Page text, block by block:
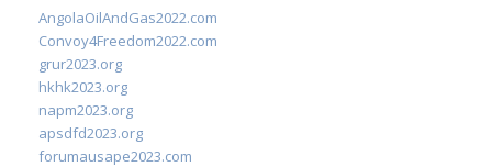
AngolaOilAndGas2022.com
Convoy4Freedom2022.com
grur2023.org
hkhk2023.org
napm2023.org
apsdfd2023.org
forumausape2023.com